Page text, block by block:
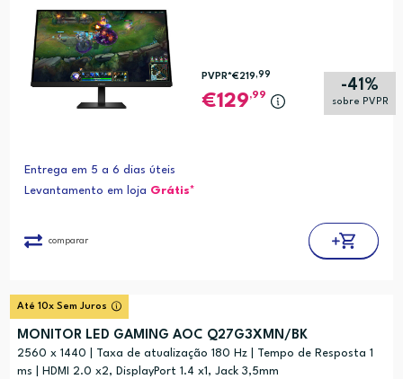
-41%
sobre PVPR
PVPR*€219,99
129,99
Entrega em 5 a 6 dias úteis
Levantamento em loja Grátis*
comparar
Até 10x Sem Juros
MONITOR LED GAMING AOC Q27G3XMN/BK
2560 x 1440 | Taxa de atualização 180 Hz | Tempo de Resposta 1
ms | HDMI 2.0 x2, DisplayPort 1.4 x1, Jack 3,5mm